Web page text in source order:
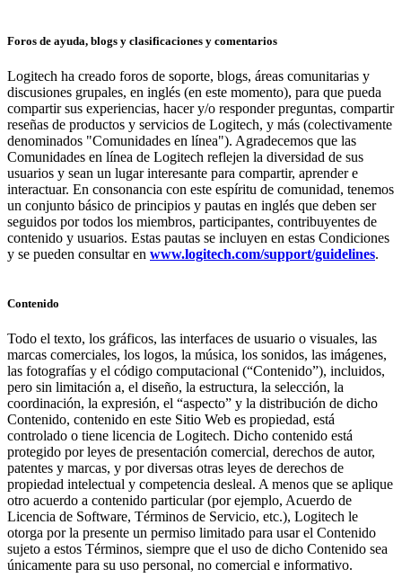
Foros de ayuda, blogs y clasificaciones y comentarios
Logitech ha creado foros de soporte, blogs, áreas comunitarias y
discusiones grupales, en inglés (en este momento), para que pueda
compartir sus experiencias, hacer y/o responder preguntas, compartir
reseñas de productos y servicios de Logitech, y más (colectivamente
denominados "Comunidades en línea"). Agradecemos que las
Comunidades en línea de Logitech reflejen la diversidad de sus
usuarios y sean un lugar interesante para compartir, aprender e
interactuar. En consonancia con este espíritu de comunidad, tenemos
un conjunto básico de principios y pautas en inglés que deben ser
seguidos por todos los miembros, participantes, contribuyentes de
contenido y usuarios. Estas pautas se incluyen en estas Condiciones
y se pueden consultar en www.logitech.com/support/guidelines.
Contenido
Todo el texto, los gráficos, las interfaces de usuario o visuales, las
marcas comerciales, los logos, la música, los sonidos, las imágenes,
las fotografías y el código computacional (“Contenido”), incluidos,
pero sin limitación a, el diseño, la estructura, la selección, la
coordinación, la expresión, el “aspecto” y la distribución de dicho
Contenido, contenido en este Sitio Web es propiedad, está
controlado o tiene licencia de Logitech. Dicho contenido está
protegido por leyes de presentación comercial, derechos de autor,
patentes y marcas, y por diversas otras leyes de derechos de
propiedad intelectual y competencia desleal. A menos que se aplique
otro acuerdo a contenido particular (por ejemplo, Acuerdo de
Licencia de Software, Términos de Servicio, etc.), Logitech le
otorga por la presente un permiso limitado para usar el Contenido
sujeto a estos Términos, siempre que el uso de dicho Contenido sea
únicamente para su uso personal, no comercial e informativo.